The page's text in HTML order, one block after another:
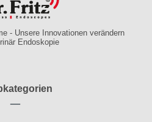
- Unsere Innovationen verändern
Endoskopie